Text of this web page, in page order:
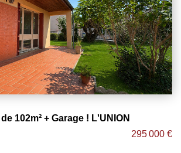
102m² + Garage ! L'UNION
295 000 €